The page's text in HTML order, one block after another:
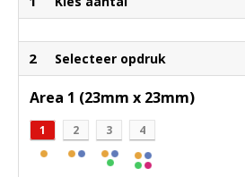
2 Selecteer opdruk
Area 1 (23mm x 23mm)
1 2 3 4